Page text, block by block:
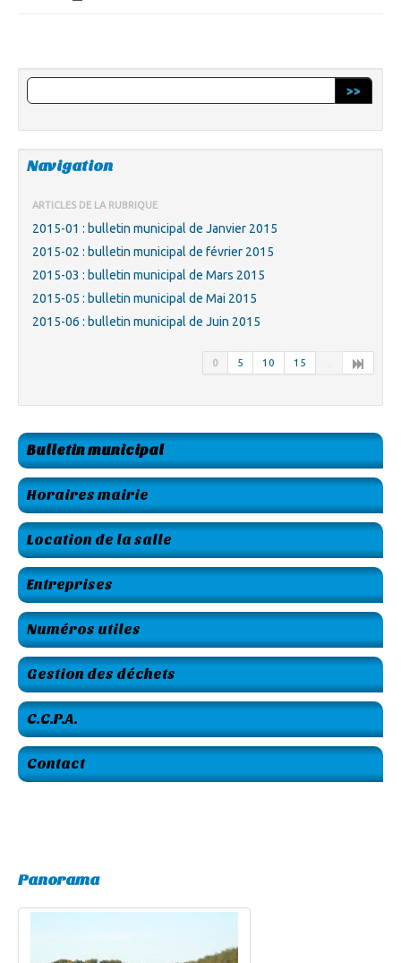
>>
Navigation
ARTICLES DE LA RUBRIQUE
2015-01 : bulletin municipal de Janvier 2015
2015-02 : bulletin municipal de février 2015
2015-03 : bulletin municipal de Mars 2015
2015-05 : bulletin municipal de Mai 2015
2015-06 : bulletin municipal de Juin 2015
0 5 10 15
Bulletin municipal
Horaires mairie
Location de la salle
Entreprises
Numéros utiles
Gestion des déchets
C.C.P.A.
Contact
Panorama